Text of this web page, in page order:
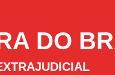
DO